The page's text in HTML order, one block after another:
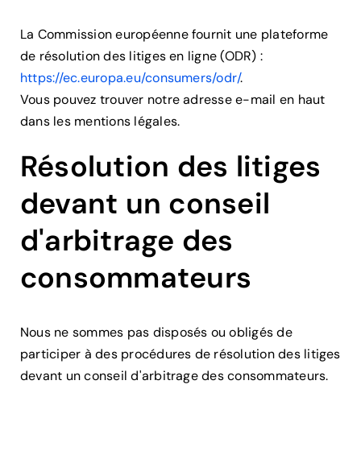
La Commission européenne fournit une plateforme
de résolution des litiges en ligne (ODR) :
https://ec.europa.eu/consumers/odr/.
Vous pouvez trouver notre adresse e-mail en haut
dans les mentions légales.
Résolution des litiges
devant un conseil
d'arbitrage des
consommateurs
Nous ne sommes pas disposés ou obligés de
participer à des procédures de résolution des litiges
devant un conseil d'arbitrage des consommateurs.